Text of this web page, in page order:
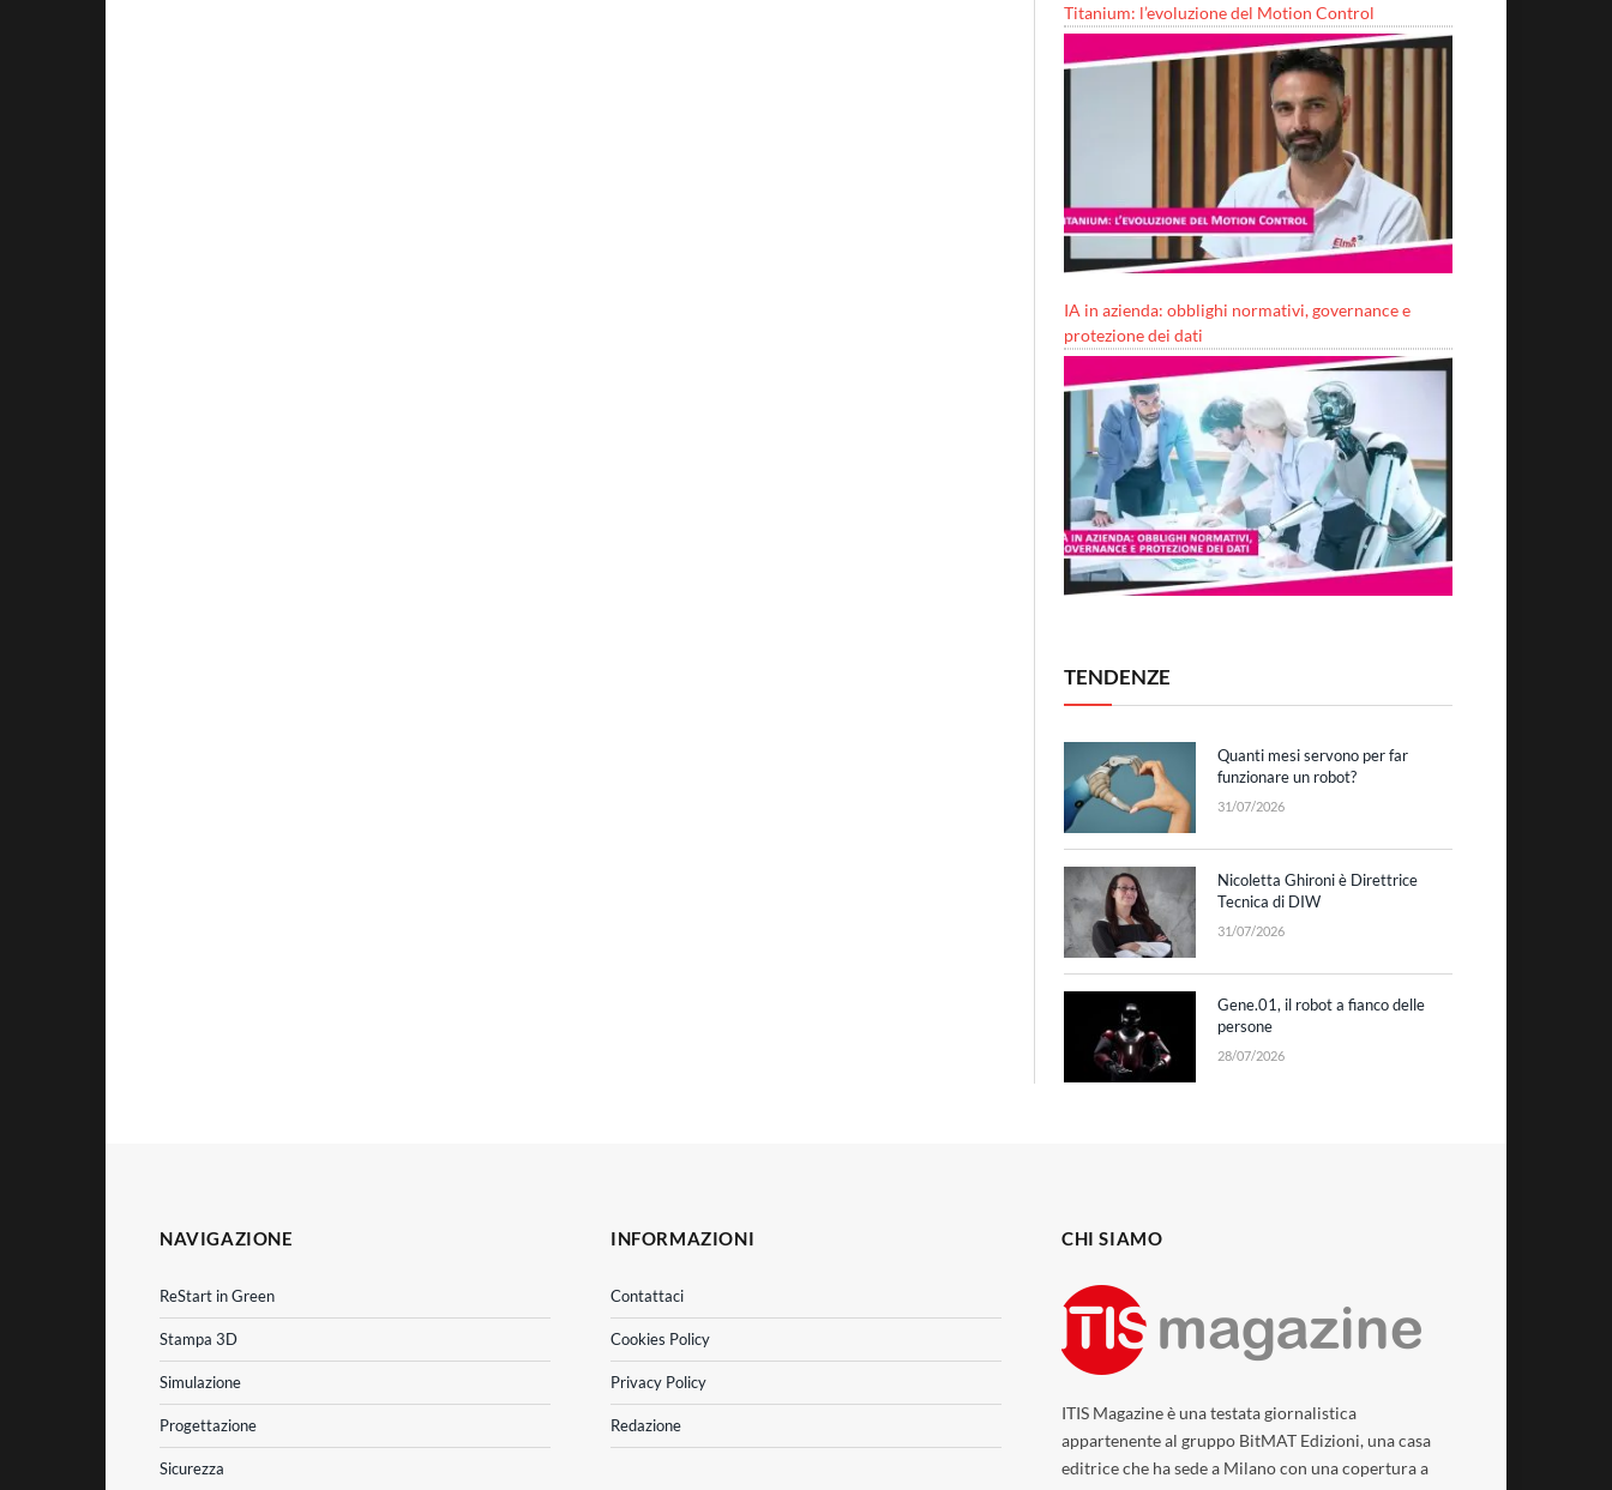
Titanium: l’evoluzione del Motion Control
IA in azienda: obblighi normativi, governance e
protezione dei dati
TENDENZE
Quanti mesi servono per far
funzionare un robot?
31/07/2026
Nicoletta Ghironi è Direttrice
Tecnica di DIW
31/07/2026
Gene.01, il robot a fianco delle
persone
28/07/2026
NAVIGAZIONE
ReStart in Green
Stampa 3D
Simulazione
Progettazione
Sicurezza
INFORMAZIONI
Contattaci
Cookies Policy
Privacy Policy
Redazione
CHI SIAMO
ITIS Magazine è una testata giornalistica
appartenente al gruppo BitMAT Edizioni, una casa
editrice che ha sede a Milano con una copertura a